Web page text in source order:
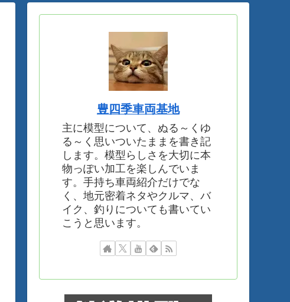
豊四季車両基地
主に模型について、ぬる～くゆ
る～く思いついたままを書き記
します。模型らしさを大切に本
物っぽい加工を楽しんでいま
す。手持ち車両紹介だけでな
く、地元密着ネタやクルマ、バ
イク、釣りについても書いてい
こうと思います。